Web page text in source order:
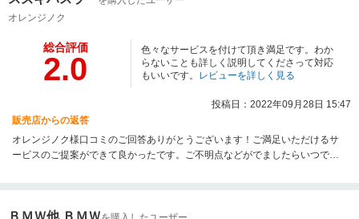
オレンジノク
総合評価
2.0
色々なサービスを付けて頂き満足です。わか
らないことも詳しく説明してくださって対応
もいいです。 レビューを詳しく見る
投稿日：2022年09月28日 15:47
販売店からの返答
オレンジノク様口コミのご回答ありがとうございます！ご満足いただけるサ
ービスのご提案ができて良かったです。ご不明点などがでましたらいつでも
ＢＭＷ他 ＢＭＷ